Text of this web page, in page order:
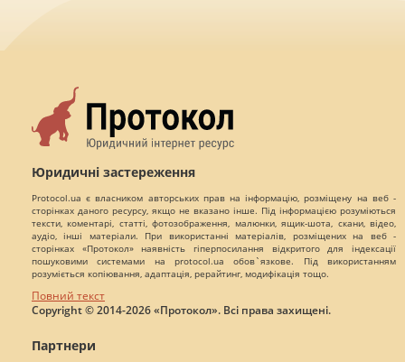
Юридичні застереження
Protocol.ua є власником авторських прав на інформацію, розміщену на веб -
сторінках даного ресурсу, якщо не вказано інше. Під інформацією розуміються
тексти, коментарі, статті, фотозображення, малюнки, ящик-шота, скани, відео,
аудіо, інші матеріали. При використанні матеріалів, розміщених на веб -
сторінках «Протокол» наявність гіперпосилання відкритого для індексації
пошуковими системами на protocol.ua обов`язкове. Під використанням
розуміється копіювання, адаптація, рерайтинг, модифікація тощо.
Повний текст
Copyright © 2014-2026 «Протокол». Всі права захищені.
Партнери